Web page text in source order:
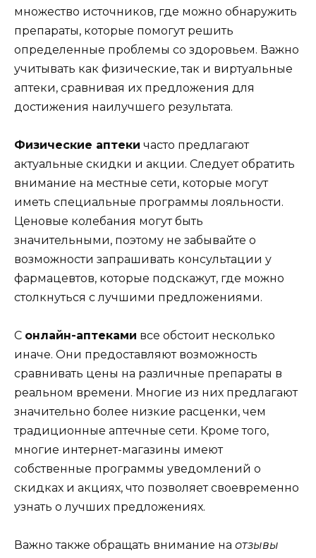
множество источников, где можно обнаружить
препараты, которые помогут решить
определенные проблемы со здоровьем. Важно
учитывать как физические, так и виртуальные
аптеки, сравнивая их предложения для
достижения наилучшего результата.
Физические аптеки часто предлагают
актуальные скидки и акции. Следует обратить
внимание на местные сети, которые могут
иметь специальные программы лояльности.
Ценовые колебания могут быть
значительными, поэтому не забывайте о
возможности запрашивать консультации у
фармацевтов, которые подскажут, где можно
столкнуться с лучшими предложениями.
С онлайн-аптеками все обстоит несколько
иначе. Они предоставляют возможность
сравнивать цены на различные препараты в
реальном времени. Многие из них предлагают
значительно более низкие расценки, чем
традиционные аптечные сети. Кроме того,
многие интернет-магазины имеют
собственные программы уведомлений о
скидках и акциях, что позволяет своевременно
узнать о лучших предложениях.
Важно также обращать внимание на отзывы